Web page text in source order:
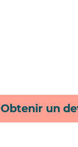
Obtenir un